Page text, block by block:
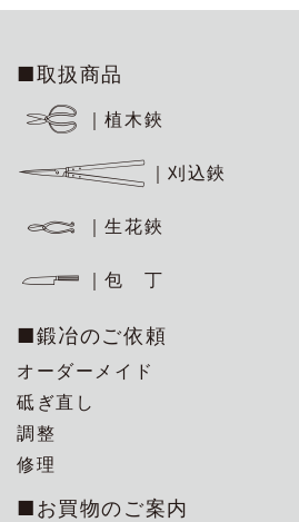
■取扱商品
｜植木鋏
｜刈込鋏
｜生花鋏
｜包 丁
■鍛冶のご依頼
オーダーメイド
砥ぎ直し
調整
修理
■お買物のご案内